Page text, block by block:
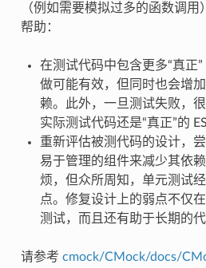
（例如需要模拟过多的函数调
帮助：
在测试代码中包含更多“真正
做可能有效，但同时也会增
赖。此外，一旦测试失败，
实际测试代码还是“真正”的
重新评估被测代码的设计，
易于管理的组件来减少其依
烦，但众所周知，单元测试
点。修复设计上的弱点不仅
测试，而且还有助于长期的代
请参考 cmock/CMock/docs/